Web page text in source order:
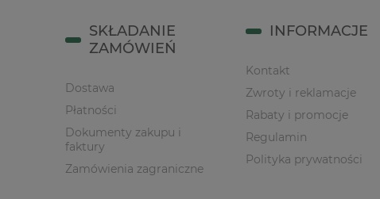
SKŁADANIE
ZAMÓWIEŃ
Dostawa
Płatności
Dokumenty zakupu i
faktury
Zamówienia zagraniczne
INFORMACJE
Kontakt
Zwroty i reklamacje
Rabaty i promocje
Regulamin
Polityka prywatności